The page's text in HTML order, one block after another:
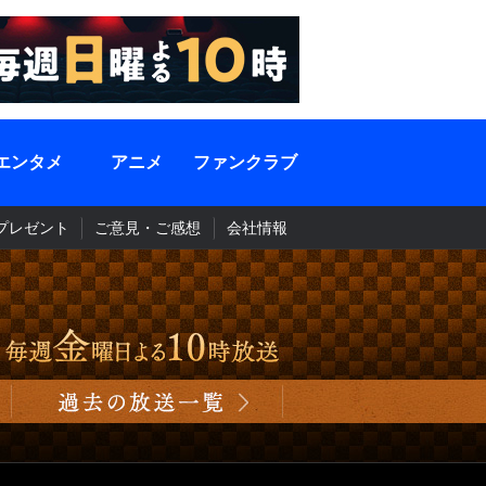
ンタメ アニメ ファンクラブ
レゼント ご意見・ご感想 会社情報